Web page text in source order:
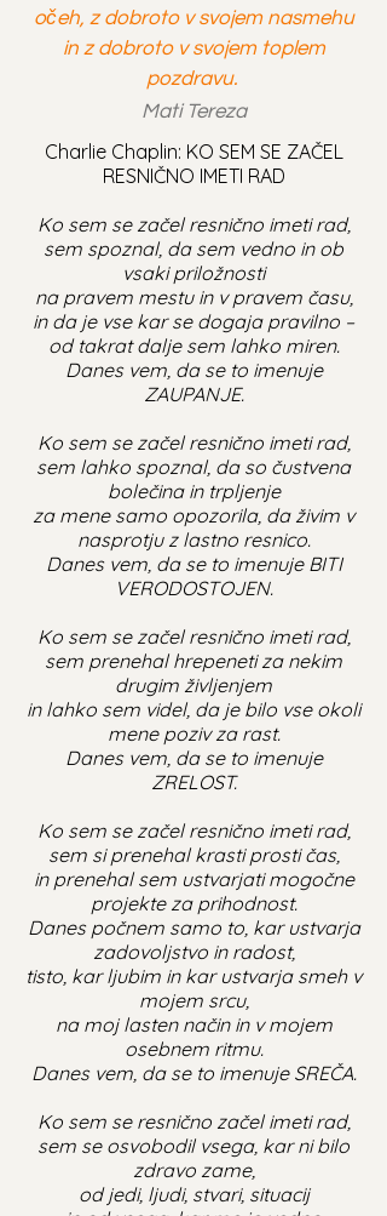
očeh, z dobroto v svojem nasmehu
in z dobroto v svojem toplem
pozdravu.
Mati Tereza
Charlie Chaplin: KO SEM SE ZAČEL
RESNIČNO IMETI RAD
Ko sem se začel resnično imeti rad,
sem spoznal, da sem vedno in ob
vsaki priložnosti
na pravem mestu in v pravem času,
in da je vse kar se dogaja pravilno –
od takrat dalje sem lahko miren.
Danes vem, da se to imenuje
ZAUPANJE.
Ko sem se začel resnično imeti rad,
sem lahko spoznal, da so čustvena
bolečina in trpljenje
za mene samo opozorila, da živim v
nasprotju z lastno resnico.
Danes vem, da se to imenuje BITI
VERODOSTOJEN.
Ko sem se začel resnično imeti rad,
sem prenehal hrepeneti za nekim
drugim življenjem
in lahko sem videl, da je bilo vse okoli
mene poziv za rast.
Danes vem, da se to imenuje
ZRELOST.
Ko sem se začel resnično imeti rad,
sem si prenehal krasti prosti čas,
in prenehal sem ustvarjati mogočne
projekte za prihodnost.
Danes počnem samo to, kar ustvarja
zadovoljstvo in radost,
tisto, kar ljubim in kar ustvarja smeh v
mojem srcu,
na moj lasten način in v mojem
osebnem ritmu.
Danes vem, da se to imenuje SREČA.
Ko sem se resnično začel imeti rad,
sem se osvobodil vsega, kar ni bilo
zdravo zame,
od jedi, ljudi, stvari, situacij